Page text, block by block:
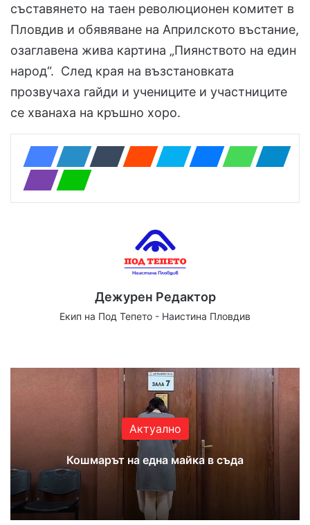
съставянето на таен революционен комитет в
Пловдив и обявяване на Априлското въстание,
озаглавена жива картина „Пиянството на един
народ“. След края на възстановката
прозвучаха гайди и учениците и участниците
се хванаха на кръшно хоро.
Дежурен Редактор
Екип на Под Тепето - Наистина Пловдив
Актуално
Кошмарът на една майка в съда